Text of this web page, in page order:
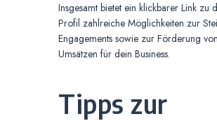
Insgesamt bietet ein klickbarer Link zu
Profil zahlreiche Möglichkeiten zur
Engagements sowie zur Förderung
Umsätzen für dein Business.
Tipps zur